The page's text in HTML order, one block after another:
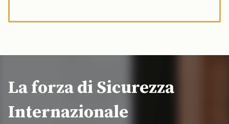
La forza di Sicurezza
Internazionale